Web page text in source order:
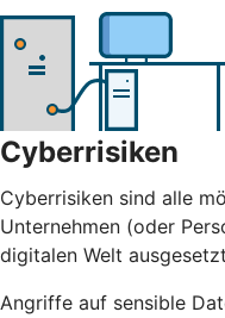
Cyberrisiken
Cyberrisiken sind alle
Unternehmen (oder
digitalen Welt
Angriffe auf sensible